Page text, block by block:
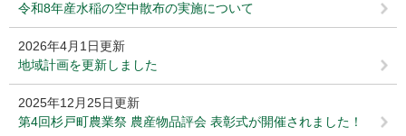
令和8年産水稲の空中散布の実施について
2026年4月1日更新
地域計画を更新しました
2025年12月25日更新
第4回杉戸町農業祭 農産物品評会 表彰式が開催されました！